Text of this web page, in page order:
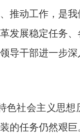
推动工作，是
发展稳定任务
导干部进一步
色社会主义思想
的任务仍然艰